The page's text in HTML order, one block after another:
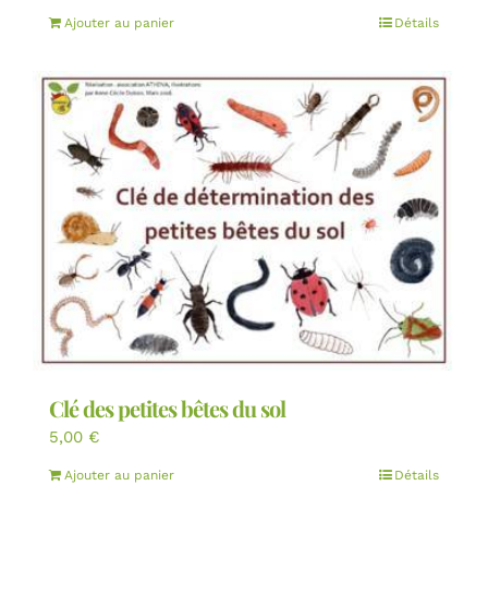
Ajouter au panier Détails
Clé des petites bêtes du sol
5,00 €
Ajouter au panier Détails